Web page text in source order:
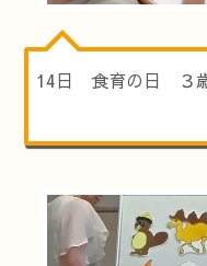
14日 食育の日 ３